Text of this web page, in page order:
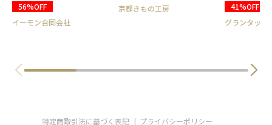
56%OFF
イーモン合同会社
オーダーメイド
京都きもの工房
ームウエ
ア 胸パッ
41%OFF
グランタック
特定商取引法に基づく表記 プライバシーポリシー